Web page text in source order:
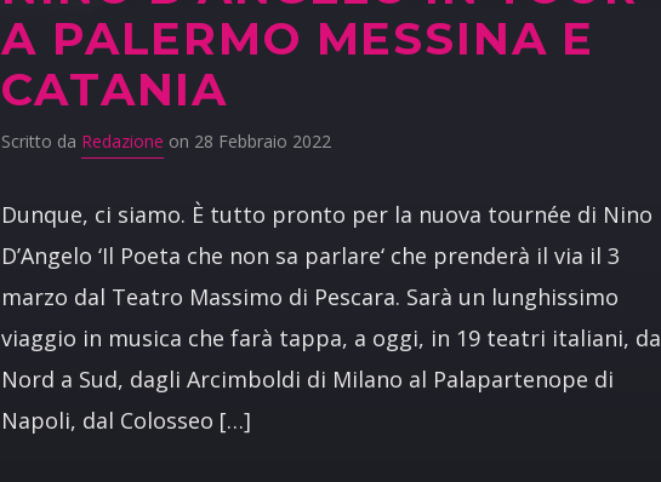
A PALERMO MESSINA E
CATANIA
Scritto da Redazione on 28 Febbraio 2022
Dunque, ci siamo. È tutto pronto per la nuova tournée di Nino
D’Angelo ‘Il Poeta che non sa parlare‘ che prenderà il via il 3
marzo dal Teatro Massimo di Pescara. Sarà un lunghissimo
viaggio in musica che farà tappa, a oggi, in 19 teatri italiani, da
Nord a Sud, dagli Arcimboldi di Milano al Palapartenope di
Napoli, dal Colosseo […]